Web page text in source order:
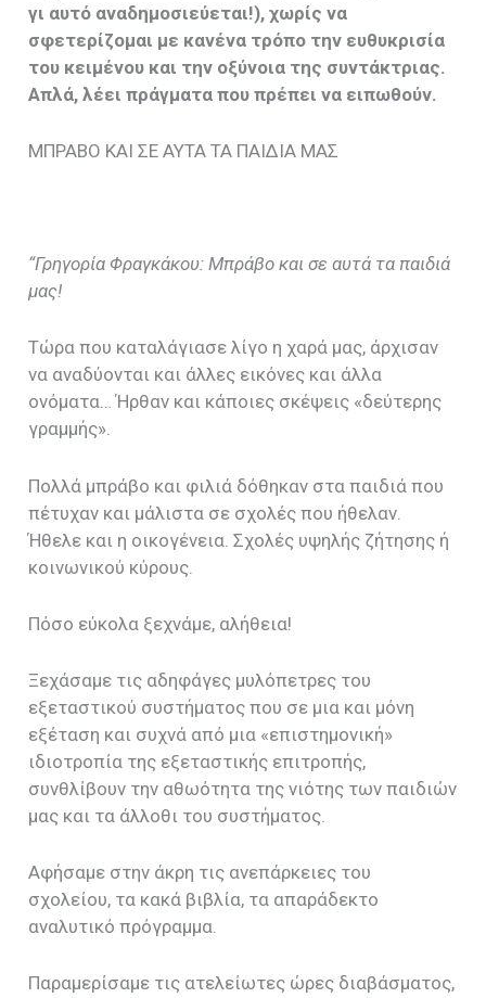
γι αυτό αναδημοσιεύεται!), χωρίς να
σφετερίζομαι με κανένα τρόπο την ευθυκρισία
του κειμένου και την οξύνοια της συντάκτριας.
Απλά, λέει πράγματα που πρέπει να ειπωθούν.
ΜΠΡΑΒΟ ΚΑΙ ΣΕ ΑΥΤΑ ΤΑ ΠΑΙΔΙΑ ΜΑΣ
“Γρηγορία Φραγκάκου: Μπράβο και σε αυτά τα παιδιά
μας!
Τώρα που καταλάγιασε λίγο η χαρά μας, άρχισαν
να αναδύονται και άλλες εικόνες και άλλα
ονόματα… Ήρθαν και κάποιες σκέψεις «δεύτερης
γραμμής».
Πολλά μπράβο και φιλιά δόθηκαν στα παιδιά που
πέτυχαν και μάλιστα σε σχολές που ήθελαν.
Ήθελε και η οικογένεια. Σχολές υψηλής ζήτησης ή
κοινωνικού κύρους.
Πόσο εύκολα ξεχνάμε, αλήθεια!
Ξεχάσαμε τις αδηφάγες μυλόπετρες του
εξεταστικού συστήματος που σε μια και μόνη
εξέταση και συχνά από μια «επιστημονική»
ιδιοτροπία της εξεταστικής επιτροπής,
συνθλίβουν την αθωότητα της νιότης των παιδιών
μας και τα άλλοθι του συστήματος.
Αφήσαμε στην άκρη τις ανεπάρκειες του
σχολείου, τα κακά βιβλία, τα απαράδεκτο
αναλυτικό πρόγραμμα.
Παραμερίσαμε τις ατελείωτες ώρες διαβάσματος,